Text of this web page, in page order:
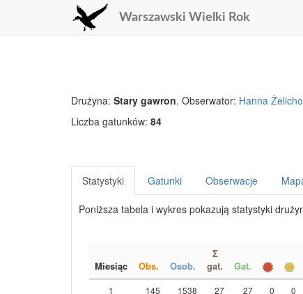
Warszawski Wielki Rok
Drużyna: Stary gawron. Obserwator: Hanna
Liczba gatunków: 84
Statystyki Gatunki Obserwacje
Poniższa tabela i wykres pokazują statystyki
Miesiąc Obs. Osob.
Σ
gat.
Gat.
1 145 1538 27 27 0 0